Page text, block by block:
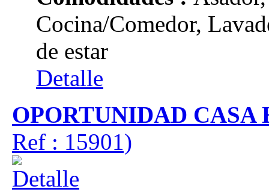
Cocina/Comedor,
de estar
Detalle
OPORTUNIDAD CASA
Ref : 15901)